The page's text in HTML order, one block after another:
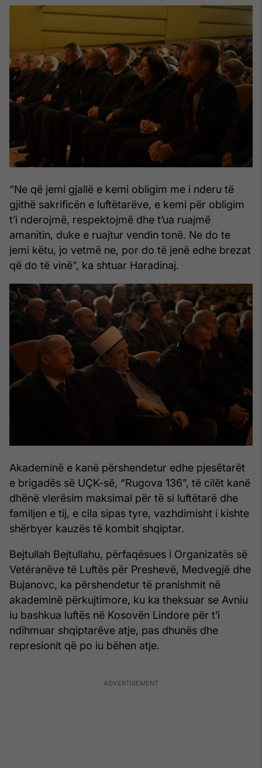
“Ne që jemi gjallë e kemi obligim me i nderu të
gjithë sakrificën e luftëtarëve, e kemi për obligim
t’i nderojmë, respektojmë dhe t’ua ruajmë
amanitin, duke e ruajtur vendin tonë. Ne do te
jemi këtu, jo vetmë ne, por do të jenë edhe brezat
që do të vinë”, ka shtuar Haradinaj.
Akademinë e kanë përshendetur edhe pjesëtarët
e brigadës së UÇK-së, “Rugova 136”, të cilët kanë
dhënë vlerësim maksimal për të si luftëtarë dhe
familjen e tij, e cila sipas tyre, vazhdimisht i kishte
shërbyer kauzës të kombit shqiptar.
Bejtullah Bejtullahu, përfaqësues i Organizatës së
Vetëranëve të Luftës për Preshevë, Medvegjë dhe
Bujanovc, ka përshendetur të pranishmit në
akademinë përkujtimore, ku ka theksuar se Avniu
iu bashkua luftës në Kosovën Lindore për t’i
ndihmuar shqiptarëve atje, pas dhunës dhe
represionit që po iu bëhen atje.